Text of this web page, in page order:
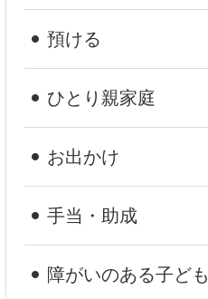
預ける
ひとり親家庭
お出かけ
手当・助成
障がいのある子ども